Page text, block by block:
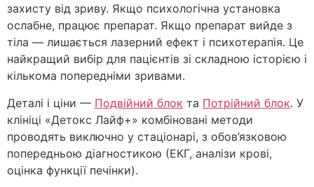
захисту від зриву. Якщо психологічна установка
ослабне, працює препарат. Якщо препарат вийде з
тіла — лишається лазерний ефект і психотерапія. Це
найкращий вибір для пацієнтів зі складною історією і
кількома попередніми зривами.
Деталі і ціни — Подвійний блок та Потрійний блок. У
клініці «Детокс Лайф+» комбіновані методи
проводять виключно у стаціонарі, з обов’язковою
попередньою діагностикою (ЕКГ, аналізи крові,
оцінка функції печінки).